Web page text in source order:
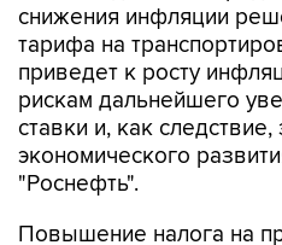
снижения инфляции
тарифа на
приведет к росту
рискам дальнейшего
ставки и, как
экономического
"Роснефть".
Повышение налога на